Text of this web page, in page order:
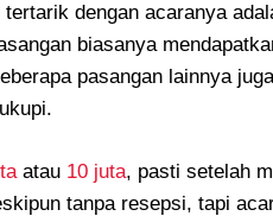
dengan acaranya
biasanya
pasangan lainnya
atau 10 juta, pasti setelah
tanpa resepsi, tapi